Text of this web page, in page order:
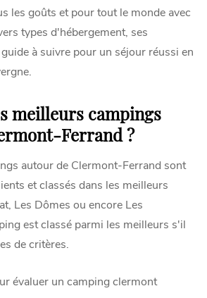
les goûts et pour tout le monde avec
types d'hébergement, ses
à suivre pour un séjour réussi en
meilleurs campings
Ferrand ?
autour de Clermont-Ferrand sont
et classés dans les meilleurs
Les Dômes ou encore Les
est classé parmi les meilleurs s'il
de critères.
évaluer un camping clermont